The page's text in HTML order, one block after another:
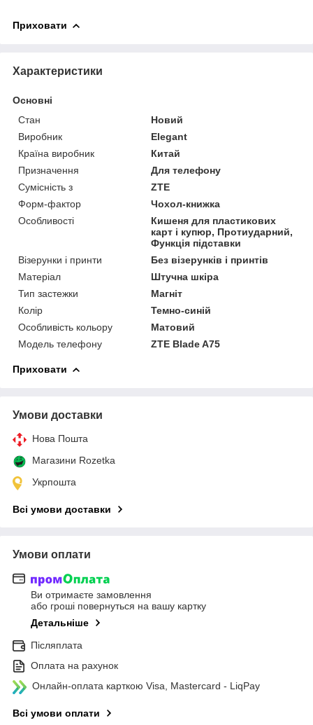
Приховати
Характеристики
Основні
Стан
Новий
Виробник
Elegant
Країна виробник
Китай
Призначення
Для телефону
Сумісність з
ZTE
Форм-фактор
Чохол-книжка
Особливості
Кишеня для пластикових
карт і купюр, Протиударний,
Функція підставки
Візерунки і принти
Без візерунків і принтів
Матеріал
Штучна шкіра
Тип застежки
Магніт
Колір
Темно-синій
Особливість кольору
Матовий
Модель телефону
ZTE Blade A75
Приховати
Умови доставки
Нова Пошта
Магазини Rozetka
Укрпошта
Всі умови доставки
Умови оплати
Ви отримаєте замовлення
або гроші повернуться на вашу картку
Детальніше
Післяплата
Оплата на рахунок
Онлайн-оплата карткою Visa, Mastercard - LiqPay
Всі умови оплати